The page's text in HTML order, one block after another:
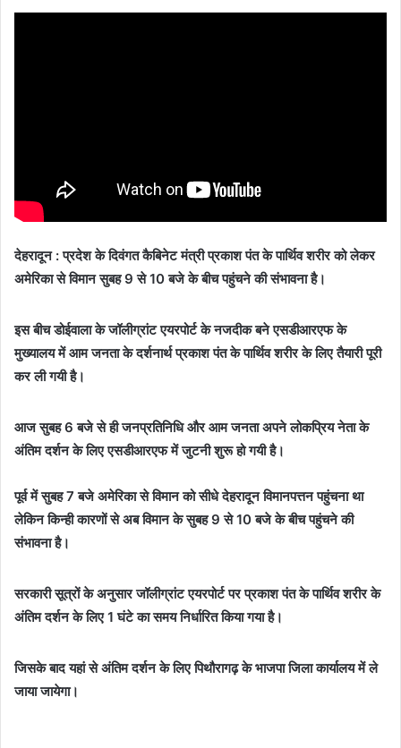
देहरादून : प्रदेश के दिवंगत कैबिनेट मंत्री प्रकाश पंत के पार्थिव शरीर को लेकर
अमेरिका से विमान सुबह 9 से 10 बजे के बीच पहुंचने की संभावना है।
इस बीच डोईवाला के जॉलीग्रांट एयरपोर्ट के नजदीक बने एसडीआरएफ के
मुख्यालय में आम जनता के दर्शनार्थ प्रकाश पंत के पार्थिव शरीर के लिए तैयारी पूरी
कर ली गयी है।
आज सुबह 6 बजे से ही जनप्रतिनिधि और आम जनता अपने लोकप्रिय नेता के
अंतिम दर्शन के लिए एसडीआरएफ में जुटनी शुरू हो गयी है।
पूर्व में सुबह 7 बजे अमेरिका से विमान को सीधे देहरादून विमानपत्तन पहुंचना था
लेकिन किन्ही कारणों से अब विमान के सुबह 9 से 10 बजे के बीच पहुंचने की
संभावना है।
सरकारी सूत्रों के अनुसार जॉलीग्रांट एयरपोर्ट पर प्रकाश पंत के पार्थिव शरीर के
अंतिम दर्शन के लिए 1 घंटे का समय निर्धारित किया गया है।
जिसके बाद यहां से अंतिम दर्शन के लिए पिथौरागढ़ के भाजपा जिला कार्यालय में ले
जाया जायेगा।